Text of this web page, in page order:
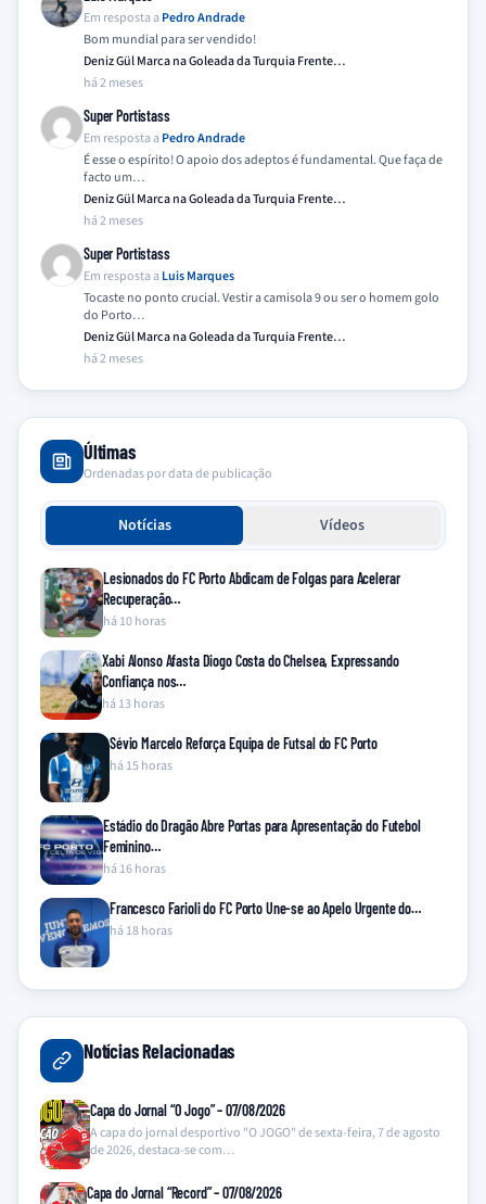
Em resposta a Pedro Andrade
Bom mundial para ser vendido!
Deniz Gül Marca na Goleada da Turquia Frente…
há 2 meses
Super Portistass
Em resposta a Pedro Andrade
É esse o espírito! O apoio dos adeptos é fundamental. Que faça de
facto um…
Deniz Gül Marca na Goleada da Turquia Frente…
há 2 meses
Super Portistass
Em resposta a Luis Marques
Tocaste no ponto crucial. Vestir a camisola 9 ou ser o homem golo
do Porto…
Deniz Gül Marca na Goleada da Turquia Frente…
há 2 meses
Últimas
Ordenadas por data de publicação
Notícias Vídeos
Lesionados do FC Porto Abdicam de Folgas para Acelerar
Recuperação…
há 10 horas
Xabi Alonso Afasta Diogo Costa do Chelsea, Expressando
Confiança nos…
há 13 horas
Sévio Marcelo Reforça Equipa de Futsal do FC Porto
há 15 horas
Estádio do Dragão Abre Portas para Apresentação do Futebol
Feminino…
há 16 horas
Francesco Farioli do FC Porto Une-se ao Apelo Urgente do…
há 18 horas
Notícias Relacionadas
Capa do Jornal “O Jogo” – 07/08/2026
A capa do jornal desportivo "O JOGO" de sexta-feira, 7 de agosto
de 2026, destaca-se com…
Capa do Jornal “Record” – 07/08/2026